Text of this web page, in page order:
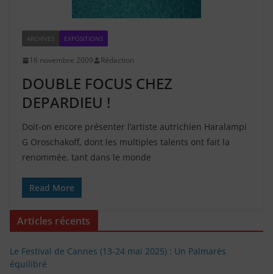
ARCHIVES EXPOSITIONS
16 novembre 2009 Rédaction
DOUBLE FOCUS CHEZ
DEPARDIEU !
Doit-on encore présenter l’artiste autrichien Haralampi
G Oroschakoff, dont les multiples talents ont fait la
renommée, tant dans le monde
Read More
Articles récents
Le Festival de Cannes (13-24 mai 2025) : Un Palmarès
équilibré